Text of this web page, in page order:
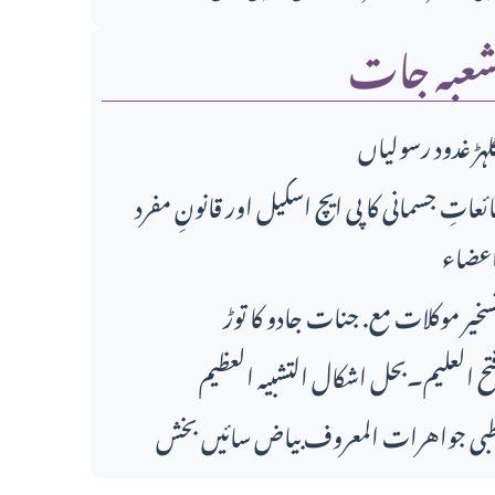
جات
غدود رسولیاں
جسمانی کا پی ایچ اسکیل اور قانونِ مفرد
موکلات مع. جنات جادو کا توڑ
العلیم۔بحل اشکال التشبیہ العظیم
جواهرات المعروف بیاض سائیں بخش